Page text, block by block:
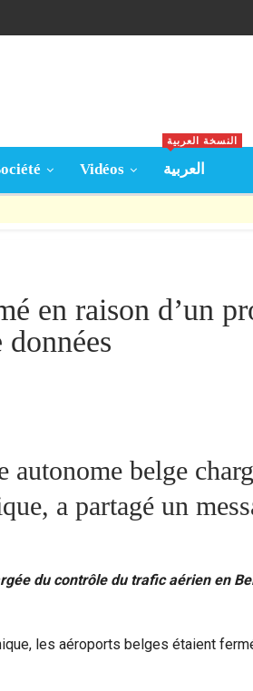
Vidéos العربية
النسخة العربية
en raison d’un
belge
a partagé un
du contrôle du trafic aérien en
les aéroports belges étaient